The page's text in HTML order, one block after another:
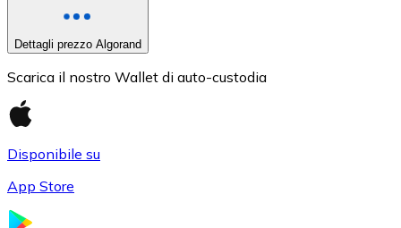
Dettagli prezzo Algorand
Scarica il nostro Wallet di auto-custodia
Disponibile su
App Store